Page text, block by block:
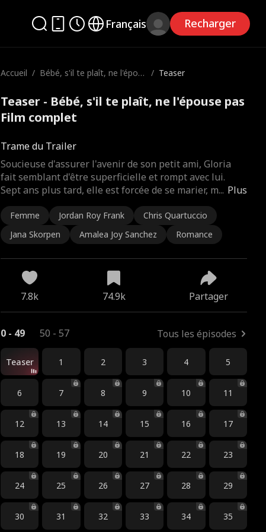
Français Recharger
Accueil / Bébé, s'il te plaît, ne l'épou
/ Teaser
Teaser - Bébé, s'il te plaît, ne l'épouse pas
Film complet
Trame du Trailer
Plus
Soucieuse d'assurer l'avenir de son petit ami, Gloria
fait semblant d'être superficielle et rompt avec lui.
Sept ans plus tard, elle est forcée de se marier, m...
Femme Jordan Roy Frank
Chris Quartuccio
Jana Skorpen
Amalea Joy Sanchez Romance
7.8k 74.9k Partager
0 - 49 50 - 57 Tous les épisodes
Teaser 1 2 3 4 5
6 7 8 9 10 11
12 13 14 15 16 17
18 19 20 21 22 23
24 25 26 27 28 29
30 31 32 33 34 35